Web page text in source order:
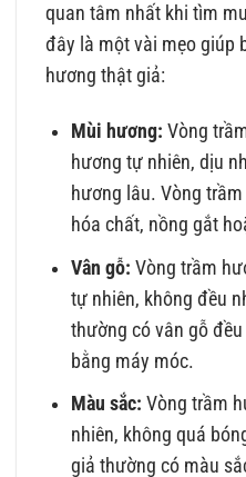
quan tâm nhất khi tìm
đây là một vài mẹo giúp
hương thật giả:
Mùi hương: Vòng
hương tự nhiên, dịu
hương lâu. Vòng
hóa chất, nồng gắt
Vân gỗ: Vòng trầm
tự nhiên, không đều
thường có vân gỗ
bằng máy móc.
Màu sắc: Vòng trầm
nhiên, không quá
giả thường có màu